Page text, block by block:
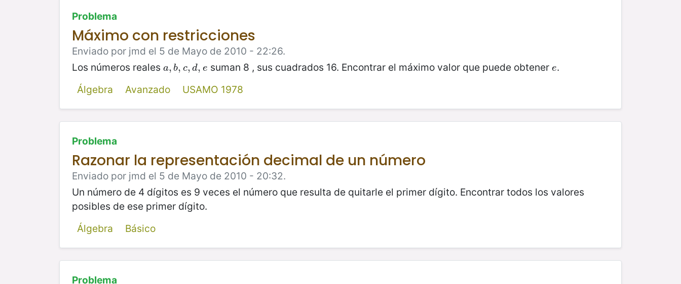
Problema
Máximo con restricciones
Enviado por jmd el 5 de Mayo de 2010 - 22:26.
Los números reales a, b, c, d, e
a,b,c,d,e suman 8 , sus cuadrados 16. Encontrar el máximo valor que puede obtener e
e.
Álgebra
Avanzado USAMO 1978
Problema
Razonar la representación decimal de un número
Enviado por jmd el 5 de Mayo de 2010 - 20:32.
Un número de 4 dígitos es 9 veces el número que resulta de quitarle el primer dígito. Encontrar todos los valores
posibles de ese primer dígito.
Álgebra
Básico
Problema